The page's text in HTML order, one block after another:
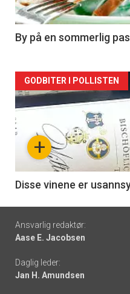
-
5
By på en sommerlig
Forsiden
akkurat
nå
6
+
GODBITER I POLLISTEN
Disse vinene er
Footer
-
links
Ansvarlig redaktør:
Aase E. Jacobsen
Daglig leder:
Jan H. Amundsen